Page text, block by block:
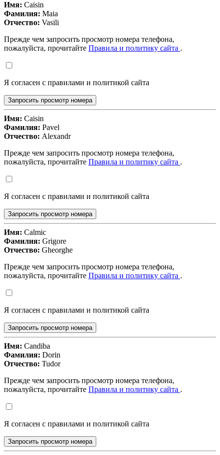
Имя: Caisin
Фамилия: Maia
Отчество: Vasili
Прежде чем запросить просмотр номера телефона,
пожалуйста, прочитайте Правила и политику сайта .
Я согласен с правилами и политикой сайта
Запросить просмотр номера
Имя: Caisin
Фамилия: Pavel
Отчество: Alexandr
Прежде чем запросить просмотр номера телефона,
пожалуйста, прочитайте Правила и политику сайта .
Я согласен с правилами и политикой сайта
Запросить просмотр номера
Имя: Calmic
Фамилия: Grigore
Отчество: Gheorghe
Прежде чем запросить просмотр номера телефона,
пожалуйста, прочитайте Правила и политику сайта .
Я согласен с правилами и политикой сайта
Запросить просмотр номера
Имя: Candiba
Фамилия: Dorin
Отчество: Tudor
Прежде чем запросить просмотр номера телефона,
пожалуйста, прочитайте Правила и политику сайта .
Я согласен с правилами и политикой сайта
Запросить просмотр номера